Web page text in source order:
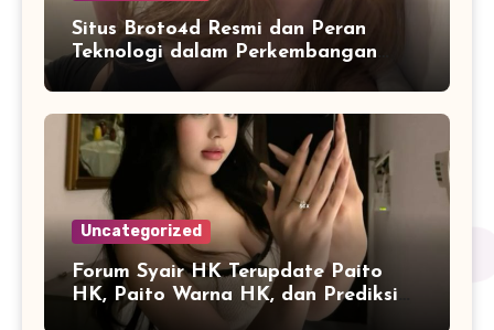
Situs Broto4d Resmi dan Peran
Teknologi dalam Perkembangan
Platform Online
Uncategorized
Forum Syair HK Terupdate Paito
HK, Paito Warna HK, dan Prediksi
Harian